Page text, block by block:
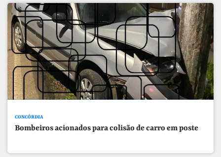
CONCÓRDIA
Bombeiros acionados para colisão de carro em poste